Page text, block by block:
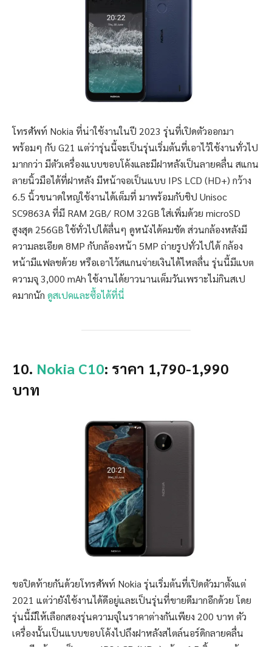
โทรศัพท์ Nokia ที่น่าใช้งานในปี 2023 รุ่นที่เปิดตัวออกมา
พร้อมๆ กับ G21 แต่ว่ารุ่นนี้จะเป็นรุ่นเริ่มต้นที่เอาไว้ใช้งานทั่วไป
มากกว่า มีตัวเครื่องแบบขอบโค้งและมีฝาหลังเป็นลายคลื่น สแกน
ลายนิ้วมือได้ที่ฝาหลัง มีหน้าจอเป็นแบบ IPS LCD (HD+) กว้าง
6.5 นิ้วขนาดใหญ่ใช้งานได้เต็มที่ มาพร้อมกับชิป Unisoc
SC9863A ที่มี RAM 2GB/ ROM 32GB ใส่เพิ่มด้วย microSD
สูงสุด 256GB ใช้ทั่วไปได้ลื่นๆ ดูหนังได้คมชัด ส่วนกล้องหลังมี
ความละเอียด 8MP กับกล้องหน้า 5MP ถ่ายรูปทั่วไปได้ กล้อง
หน้ามีแฟลชด้วย หรือเอาไว้สแกนจ่ายเงินได้ไหลลื่น รุ่นนี้มีแบต
ความจุ 3,000 mAh ใช้งานได้ยาวนานเต็มวันเพราะไม่กินสเป
คมากนัก ดูสเปคและซื้อได้ที่นี่
10. Nokia C10: ราคา 1,790-1,990
บาท
ขอปิดท้ายกันด้วยโทรศัพท์ Nokia รุ่นเริ่มต้นที่เปิดตัวมาตั้งแต่
2021 แต่ว่ายังใช้งานได้ดีอยู่และเป็นรุ่นที่ขายดีมากอีกด้วย โดย
รุ่นนี้มีให้เลือกสองรุ่นความจุในราคาต่างกันเพียง 200 บาท ตัว
เครื่องนั้นเป็นแบบขอบโค้งไปถึงฝาหลังสไตล์นอร์ดิกลายคลื่น